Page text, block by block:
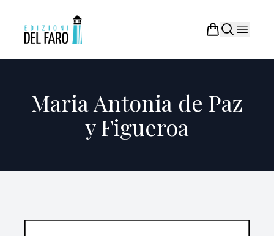
Maria Antonia de Paz
y Figueroa